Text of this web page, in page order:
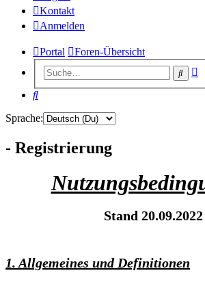
Kontakt
Anmelden
Portal Foren-Übersicht
Suche
Suche
Sprache:
- Registrierung
Stand 20.09.2022
1. Allgemeines und Definitionen